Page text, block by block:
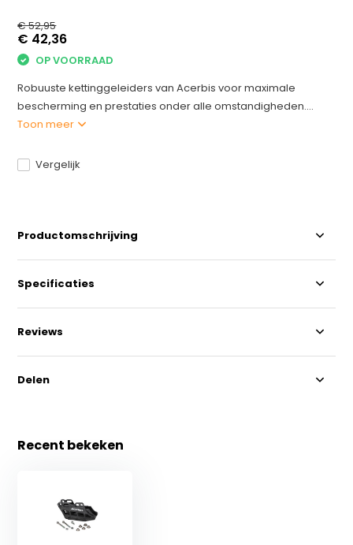
€ 52,95
€ 42,36
OP VOORRAAD
Robuuste kettinggeleiders van Acerbis voor maximale
bescherming en prestaties onder alle omstandigheden....
Toon meer
Vergelijk
Productomschrijving
Specificaties
Reviews
Delen
Recent bekeken